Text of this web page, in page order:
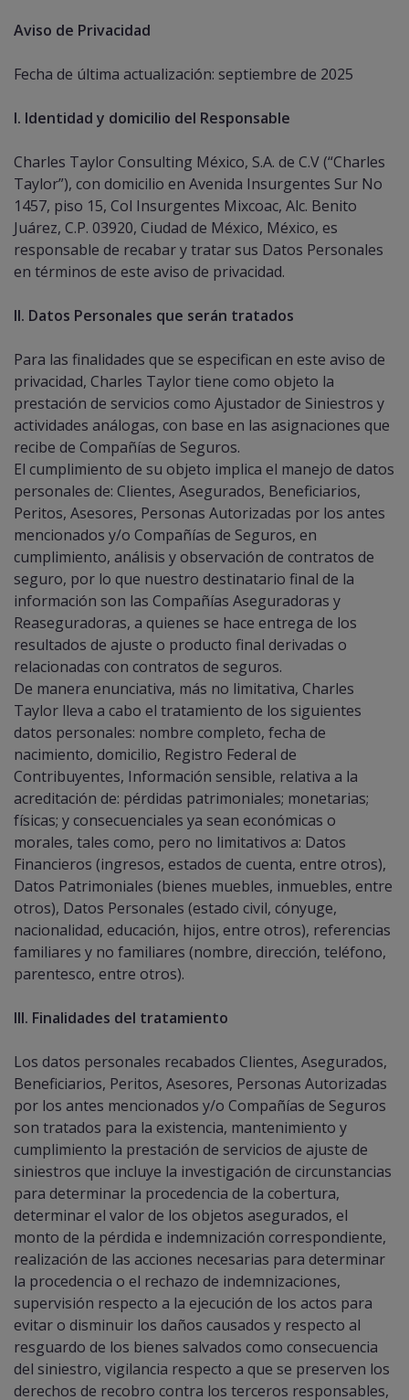
Aviso de Privacidad
Fecha de última actualización: septiembre de 2025
I. Identidad y domicilio del Responsable
Charles Taylor Consulting México, S.A. de C.V (“Charles
Taylor”), con domicilio en Avenida Insurgentes Sur No
1457, piso 15, Col Insurgentes Mixcoac, Alc. Benito
Juárez, C.P. 03920, Ciudad de México, México, es
responsable de recabar y tratar sus Datos Personales
en términos de este aviso de privacidad.
II. Datos Personales que serán tratados
Para las finalidades que se especifican en este aviso de
privacidad, Charles Taylor tiene como objeto la
prestación de servicios como Ajustador de Siniestros y
actividades análogas, con base en las asignaciones que
recibe de Compañías de Seguros.
El cumplimiento de su objeto implica el manejo de datos
personales de: Clientes, Asegurados, Beneficiarios,
Peritos, Asesores, Personas Autorizadas por los antes
mencionados y/o Compañías de Seguros, en
cumplimiento, análisis y observación de contratos de
seguro, por lo que nuestro destinatario final de la
información son las Compañías Aseguradoras y
Reaseguradoras, a quienes se hace entrega de los
resultados de ajuste o producto final derivadas o
relacionadas con contratos de seguros.
De manera enunciativa, más no limitativa, Charles
Taylor lleva a cabo el tratamiento de los siguientes
datos personales: nombre completo, fecha de
nacimiento, domicilio, Registro Federal de
Contribuyentes, Información sensible, relativa a la
acreditación de: pérdidas patrimoniales; monetarias;
físicas; y consecuenciales ya sean económicas o
morales, tales como, pero no limitativos a: Datos
Financieros (ingresos, estados de cuenta, entre otros),
Datos Patrimoniales (bienes muebles, inmuebles, entre
otros), Datos Personales (estado civil, cónyuge,
nacionalidad, educación, hijos, entre otros), referencias
familiares y no familiares (nombre, dirección, teléfono,
parentesco, entre otros).
III. Finalidades del tratamiento
Los datos personales recabados Clientes, Asegurados,
Beneficiarios, Peritos, Asesores, Personas Autorizadas
por los antes mencionados y/o Compañías de Seguros
son tratados para la existencia, mantenimiento y
cumplimiento la prestación de servicios de ajuste de
siniestros que incluye la investigación de circunstancias
para determinar la procedencia de la cobertura,
determinar el valor de los objetos asegurados, el
monto de la pérdida e indemnización correspondiente,
realización de las acciones necesarias para determinar
la procedencia o el rechazo de indemnizaciones,
supervisión respecto a la ejecución de los actos para
evitar o disminuir los daños causados y respecto al
resguardo de los bienes salvados como consecuencia
del siniestro, vigilancia respecto a que se preserven los
derechos de recobro contra los terceros responsables,